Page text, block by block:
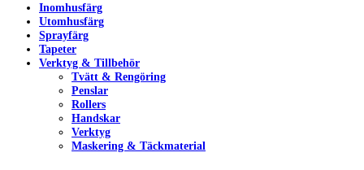
Inomhusfärg
Utomhusfärg
Sprayfärg
Tapeter
Verktyg & Tillbehör
Tvätt & Rengöring
Penslar
Rollers
Handskar
Verktyg
Maskering & Täckmaterial